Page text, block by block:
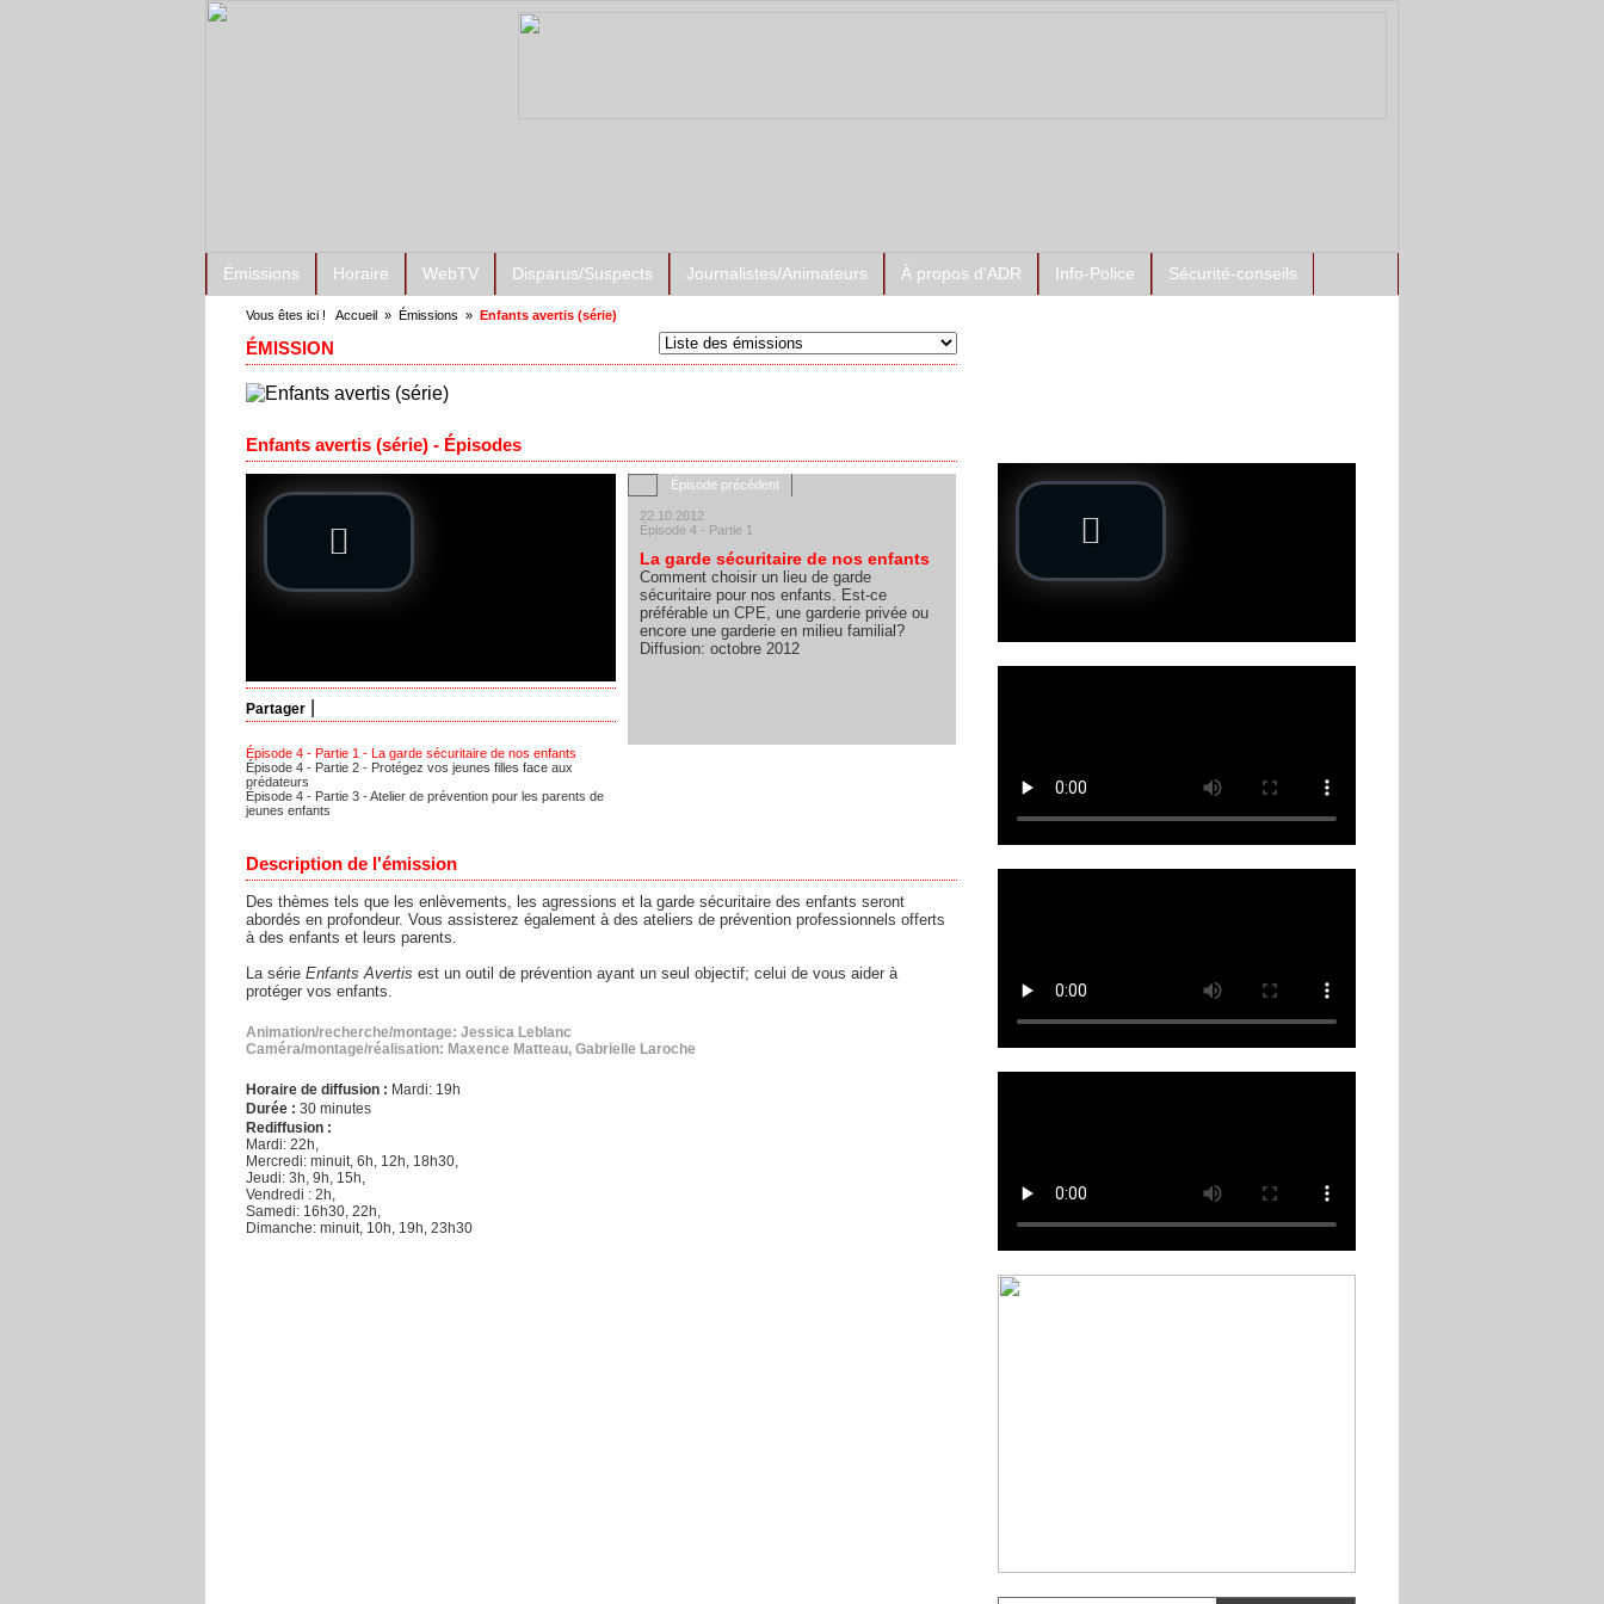
Émissions Horaire WebTV Disparus/Suspects Journalistes/Animateurs À propos d'ADR Info-Police Sécurité-conseils
Vous êtes ici ! Accueil » Émissions » Enfants avertis (série)
ÉMISSION
Enfants avertis (série) - Épisodes
Partager
Épisode 4 - Partie 1 - La garde sécuritaire de nos enfants
Épisode 4 - Partie 2 - Protégez vos jeunes filles face aux
prédateurs
Épisode 4 - Partie 3 - Atelier de prévention pour les parents de
jeunes enfants
Épisode précédent
22.10.2012
Épisode 4 - Partie 1
La garde sécuritaire de nos enfants
Comment choisir un lieu de garde
sécuritaire pour nos enfants. Est-ce
préférable un CPE, une garderie privée ou
encore une garderie en milieu familial?
Diffusion: octobre 2012
Description de l'émission
Des thèmes tels que les enlèvements, les agressions et la garde sécuritaire des enfants seront
abordés en profondeur. Vous assisterez également à des ateliers de prévention professionnels offerts
à des enfants et leurs parents.
La série Enfants Avertis est un outil de prévention ayant un seul objectif; celui de vous aider à
protéger vos enfants.
Animation/recherche/montage: Jessica Leblanc
Caméra/montage/réalisation: Maxence Matteau, Gabrielle Laroche
Horaire de diffusion : Mardi: 19h
Durée : 30 minutes
Rediffusion :
Mardi: 22h,
Mercredi: minuit, 6h, 12h, 18h30,
Jeudi: 3h, 9h, 15h,
Vendredi : 2h,
Samedi: 16h30, 22h,
Dimanche: minuit, 10h, 19h, 23h30